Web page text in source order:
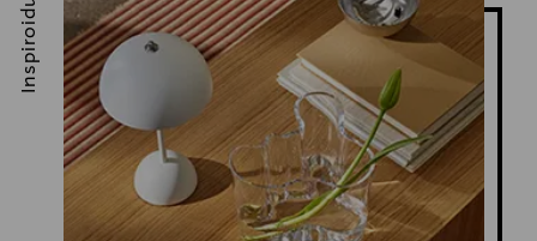
Inspiroidu